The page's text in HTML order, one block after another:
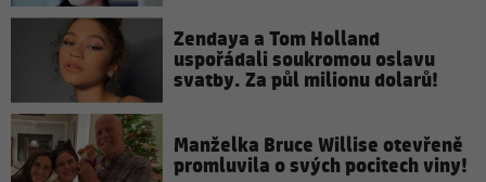
Zendaya a Tom Holland
uspořádali soukromou oslavu
svatby. Za půl milionu dolarů!
Manželka Bruce Willise otevřeně
promluvila o svých pocitech viny!